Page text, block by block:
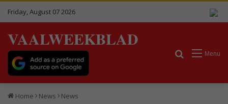
Friday, August 07 2026
VAALWEEKBLAD
Menu
Search for
Home News News